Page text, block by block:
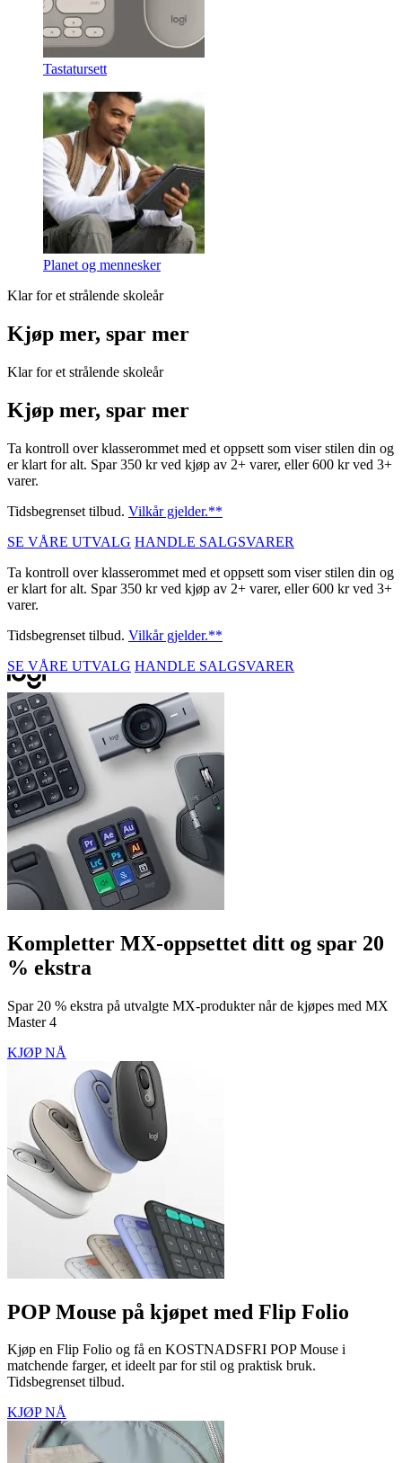
Tastatursett
Planet og mennesker
Klar for et strålende skoleår
Kjøp mer, spar mer
Klar for et strålende skoleår
Kjøp mer, spar mer
Ta kontroll over klasserommet med et oppsett som viser stilen din og
er klart for alt. Spar 350 kr ved kjøp av 2+ varer, eller 600 kr ved 3+
varer.
Tidsbegrenset tilbud. Vilkår gjelder.**
SE VÅRE UTVALG HANDLE SALGSVARER
Ta kontroll over klasserommet med et oppsett som viser stilen din og
er klart for alt. Spar 350 kr ved kjøp av 2+ varer, eller 600 kr ved 3+
varer.
Tidsbegrenset tilbud. Vilkår gjelder.**
SE VÅRE UTVALG HANDLE SALGSVARER
Kompletter MX-oppsettet ditt og spar 20
% ekstra
Spar 20 % ekstra på utvalgte MX-produkter når de kjøpes med MX
Master 4
KJØP NÅ
POP Mouse på kjøpet med Flip Folio
Kjøp en Flip Folio og få en KOSTNADSFRI POP Mouse i
matchende farger, et ideelt par for stil og praktisk bruk.
Tidsbegrenset tilbud.
KJØP NÅ